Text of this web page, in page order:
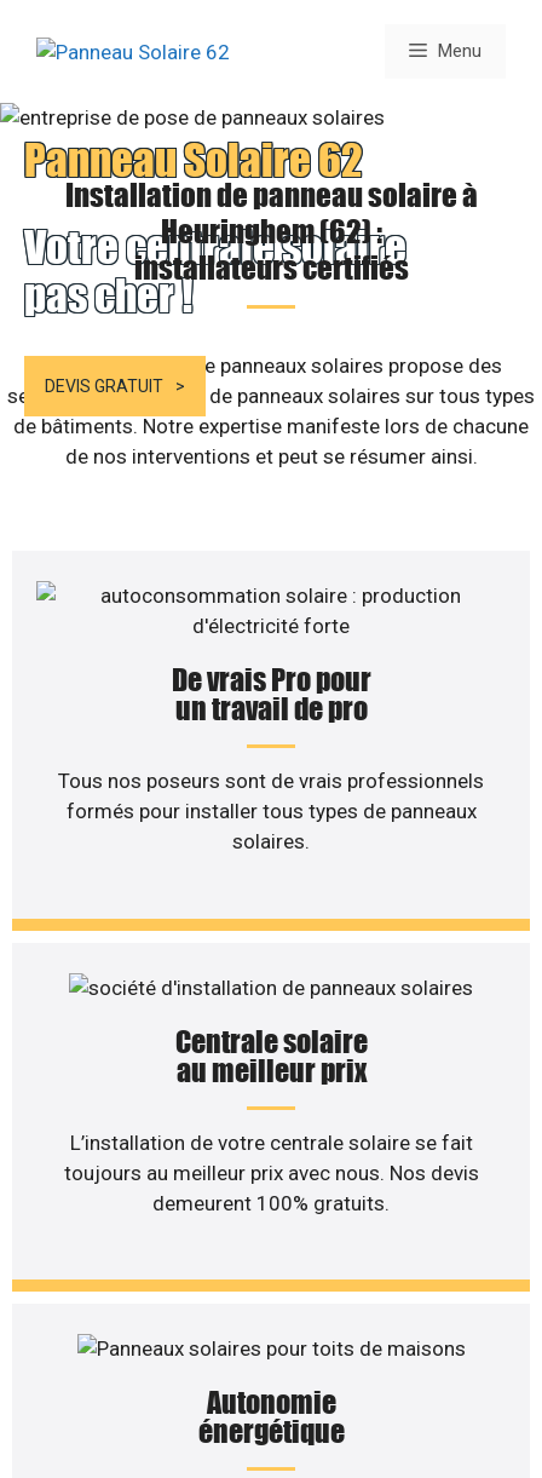
Menu
Panneau Solaire 62
Votre centrale solaire
pas cher !
DEVIS GRATUIT
Installation de panneau solaire à
Heuringhem (62) :
installateurs certifiés
Notre entreprise de panneaux solaires propose des
services d’installation de panneaux solaires sur tous types
de bâtiments. Notre expertise manifeste lors de chacune
de nos interventions et peut se résumer ainsi.
De vrais Pro pour
un travail de pro
Tous nos poseurs sont de vrais professionnels
formés pour installer tous types de panneaux
solaires.
Centrale solaire
au meilleur prix
L’installation de votre centrale solaire se fait
toujours au meilleur prix avec nous. Nos devis
demeurent 100% gratuits.
Autonomie
énergétique